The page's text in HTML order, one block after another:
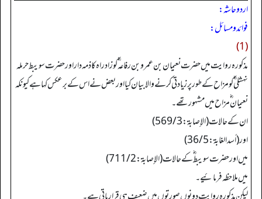
اردو حاشہ:
فوائد و مسائل:
(1)
مذکورہ روایت میں حضرت نعیمان بن عمر و بن رفاعہ ؓ کو زاد راہ کا ذمہ دار اور حضرت سویبط حرملہ
نہشلی ؓ کو مزاح کے طور پر زیادتی کرنے والا بیان کیا اور بعض نے اس کے بر عکس کہا ہے کیو نکہ
نعیمان ؓ مزاح میں مشہور تھے۔
ان کے حالات (الإصابة: 3/ 569)
اور (أسد الغابة: 5/ 36)
میں اور حضرت سویبط ؓ کے حالات (الإصابة: 2/ 711)
میں ملاحظہ فرمائیے۔